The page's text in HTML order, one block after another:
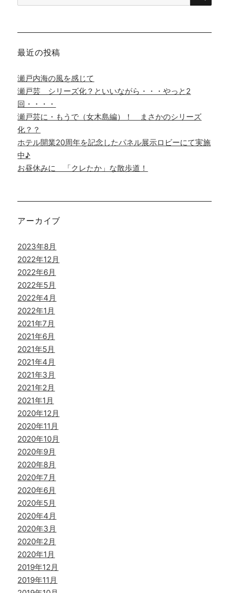
索
象:
最近の投稿
瀬戸内海の風を感じて
瀬戸芸 シリーズ化？といいながら・・・やっと2
回・・・・
瀬戸芸に・もうで（女木島編）！ まさかのシリーズ
化？？
ホテル開業20周年を記念したパネル展示ロビーにて実施
中♪
お昼休みに 「クレたか」な散歩道！
アーカイブ
2023年8月
2022年12月
2022年6月
2022年5月
2022年4月
2022年1月
2021年7月
2021年6月
2021年5月
2021年4月
2021年3月
2021年2月
2021年1月
2020年12月
2020年11月
2020年10月
2020年9月
2020年8月
2020年7月
2020年6月
2020年5月
2020年4月
2020年3月
2020年2月
2020年1月
2019年12月
2019年11月